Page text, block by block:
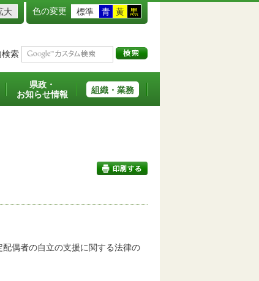
大 色の変更 標準 青 黄 黒
検索
県政・
お知らせ情報
組織・業務
偶者の自立の支援に関する法律の